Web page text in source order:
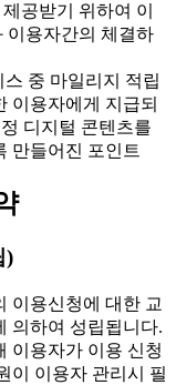
공받기 위하여 이
이용자간의 체결하
중 마일리지 적립
이용자에게 지급되
디지털 콘텐츠를
만들어진 포인트
)
이용신청에 대한 교
의하여 성립됩니다.
이용자가 이용 신청
이 이용자 관리시 필